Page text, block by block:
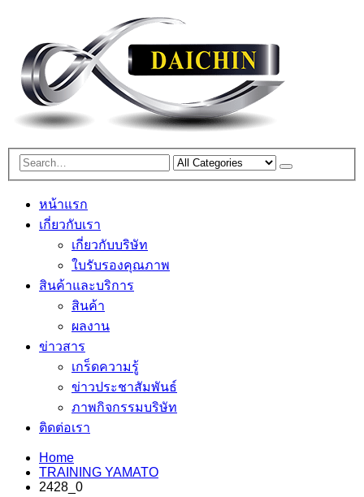
หน้าแรก
เกี่ยวกับเรา
เกี่ยวกับบริษัท
ใบรับรองคุณภาพ
สินค้าและบริการ
สินค้า
ผลงาน
ข่าวสาร
เกร็ดความรู้
ข่าวประชาสัมพันธ์
ภาพกิจกรรมบริษัท
ติดต่อเรา
Home
TRAINING YAMATO
2428_0